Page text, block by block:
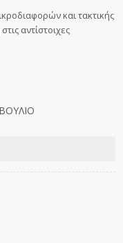
και τακτικής
αντίστοιχες